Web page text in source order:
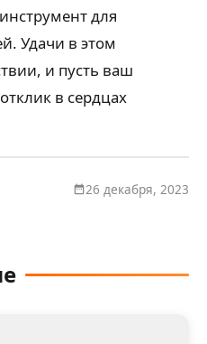
для
Удачи в этом
и пусть ваш
в сердцах
26 декабря, 2023